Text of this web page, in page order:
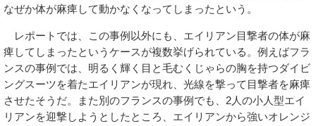
なぜか体が麻痺して動かなくなってしまったという。
レポートでは、この事例以外にも、エイリアン目撃者の体が麻
痺してしまったというケースが複数挙げられている。例えばフラ
ンスの事例では、明るく輝く目と毛むくじゃらの胸を持つダイビ
ングスーツを着たエイリアンが現れ、光線を撃って目撃者を麻痺
させたそうだ。また別のフランスの事例でも、2人の小人型エイ
リアンを迎撃しようとしたところ、エイリアンから強いオレンジ